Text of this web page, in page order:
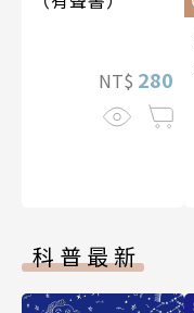
NT$ 280
科普最新